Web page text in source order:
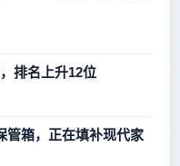
排名上升12位
管箱，正在填补现代家